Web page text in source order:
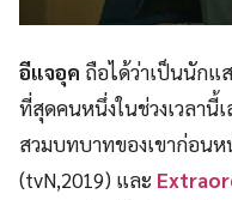
อีแจอุค ถือได้ว่าเป็นนักแ
ที่สุดคนหนึ่งในช่วงเวลานี้
สวมบทบาทของเขาก่อนห
(tvN,2019) และ